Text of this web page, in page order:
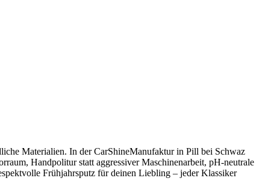
Materialien. In der CarShineManufaktur in Pill bei Schwaz
Handpolitur statt aggressiver Maschinenarbeit, pH-neutrale
Frühjahrsputz für deinen Liebling – jeder Klassiker